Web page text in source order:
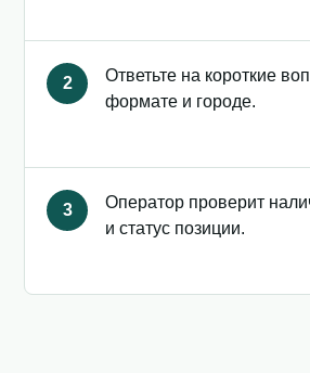
2
Ответьте на короткие
формате и городе.
3
Оператор проверит
и статус позиции.